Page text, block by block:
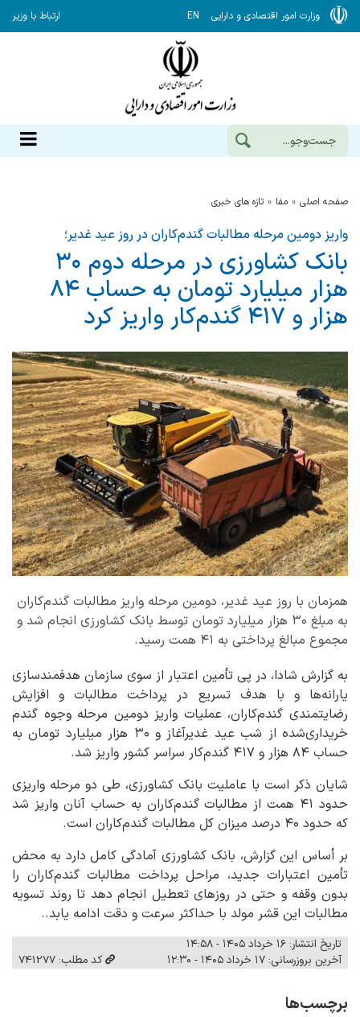
وزارت امور اقتصادی و دارایی EN ارتباط با وزیر
صفحه اصلی مفا تازه های خبری
واریز دومین مرحله مطالبات گندم‌کاران در روز عید غدیر؛
بانک کشاورزی در مرحله دوم ۳۰
هزار میلیارد تومان به حساب ۸۴
هزار و ۴۱۷ گندم‌کار واریز کرد
همزمان با روز عید غدیر، دومین مرحله واریز مطالبات گندم‌کاران
به مبلغ ۳۰ هزار میلیارد تومان توسط بانک کشاورزی انجام شد و
مجموع مبالغ پرداختی به ۴۱ همت رسید.
به گزارش شادا، در پی تأمین اعتبار از سوی سازمان هدفمندسازی
یارانه‌ها و با هدف تسریع در پرداخت مطالبات و افزایش
رضایتمندی گندم‌کاران، عملیات واریز دومین مرحله وجوه گندم
خریداری‌شده از شب عید غدیرآغاز و ۳۰ هزار میلیارد تومان به
حساب ۸۴ هزار و ۴۱۷ گندم‌کار سراسر کشور واریز شد.
شایان ذکر است با عاملیت بانک کشاورزی، طی دو مرحله واریزی
حدود ۴۱ همت از مطالبات گندم‌کاران به حساب آنان واریز شد
که حدود ۴۰ درصد میزان کل مطالبات گندم‌کاران است.
بر أساس این گزارش، بانک کشاورزی آمادگی کامل دارد به محض
تأمین اعتبارات جدید، مراحل پرداخت مطالبات گندم‌کاران را
بدون وقفه و حتی در روزهای تعطیل انجام دهد تا روند تسویه
مطالبات این قشر مولد با حداکثر سرعت و دقت ادامه یابد..
تاریخ انتشار: ۱۶ خرداد ۱۴۰۵ - ۱۴:۵۸
آخرین بروزرسانی: ۱۷ خرداد ۱۴۰۵ - ۱۲:۳۰
کد مطلب: 741277
برچسب‌ها